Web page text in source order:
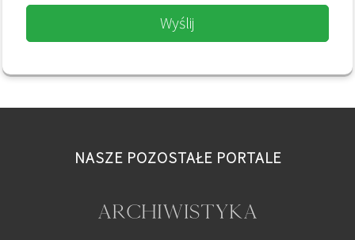
Wyślij
NASZE POZOSTAŁE PORTALE